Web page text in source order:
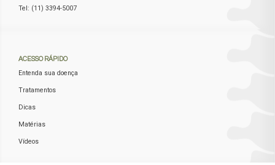
Tel: (11) 3394-5007
ACESSO RÁPIDO
Entenda sua doença
Tratamentos
Dicas
Matérias
Vídeos